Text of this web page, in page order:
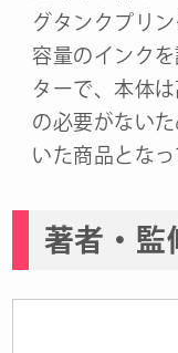
グタンクプリ
容量のインク
ターで、本体
の必要がない
いた商品となっ
著者・監